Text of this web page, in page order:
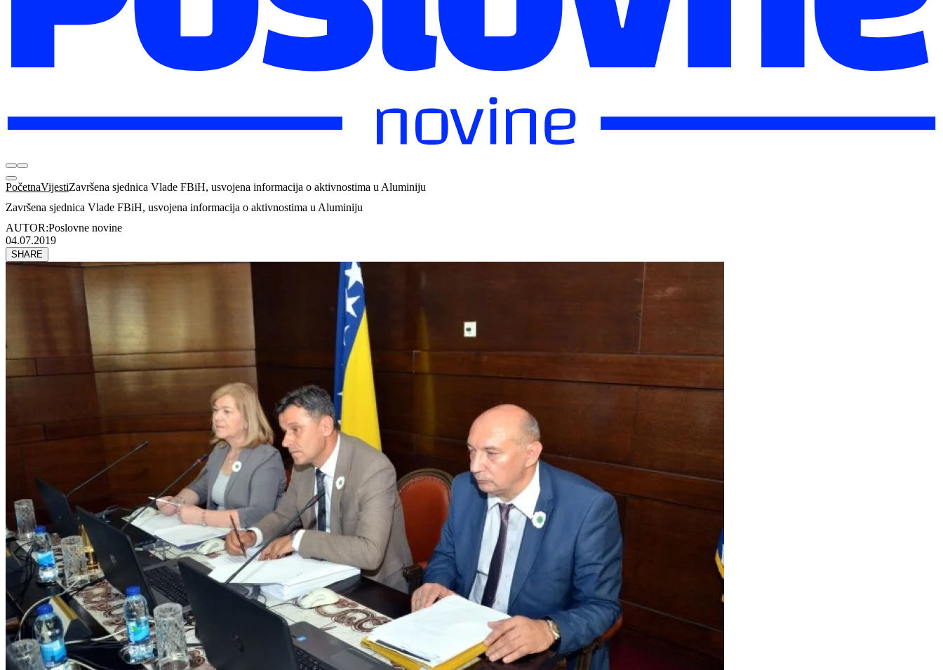
PočetnaVijestiZavršena sjednica Vlade FBiH, usvojena informacija o aktivnostima u Aluminiju
Završena sjednica Vlade FBiH, usvojena informacija o aktivnostima u Aluminiju
AUTOR:Poslovne novine
04.07.2019
SHARE